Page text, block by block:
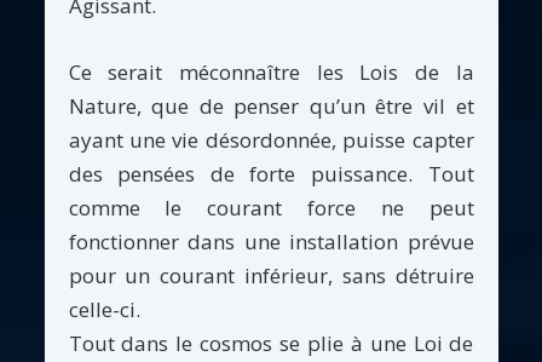
Agissant.
Ce serait méconnaître les Lois de la
Nature, que de penser qu’un être vil et
ayant une vie désordonnée, puisse capter
des pensées de forte puissance. Tout
comme le courant force ne peut
fonctionner dans une installation prévue
pour un courant inférieur, sans détruire
celle-ci.
Tout dans le cosmos se plie à une Loi de